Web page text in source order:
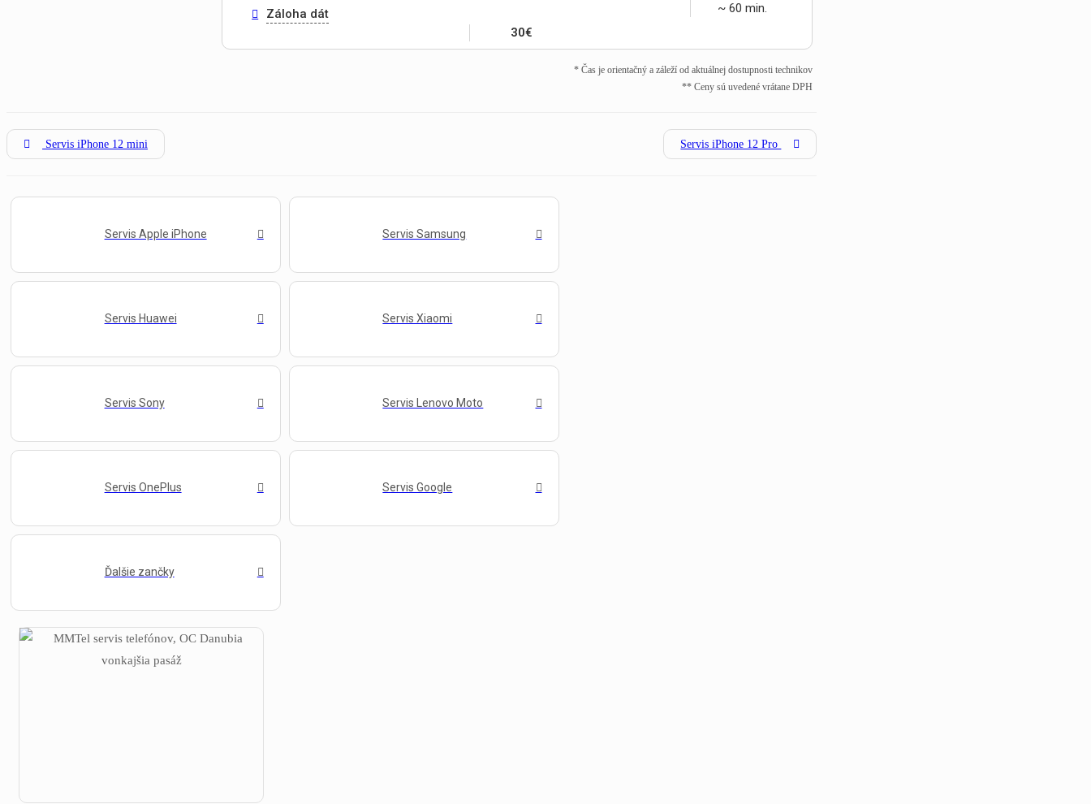
Záloha dát
~ 60 min.
30€
* Čas je orientačný a záleží od aktuálnej dostupnosti technikov
** Ceny sú uvedené vrátane DPH
Servis iPhone 12 mini Servis iPhone 12 Pro
Servis Apple iPhone Servis Samsung
Servis Huawei Servis Xiaomi
Servis Sony Servis Lenovo Moto
Servis OnePlus Servis Google
Ďalšie zančky